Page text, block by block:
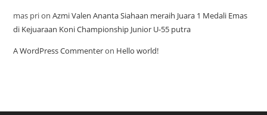
mas prionAzmi Valen Ananta Siahaan meraih Juara 1 Medali Emas
di Kejuaraan Koni Championship Junior U-55 putra
A WordPress Commenteron Hello world!